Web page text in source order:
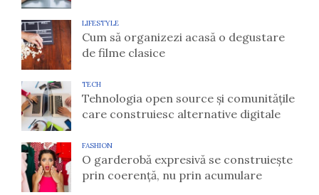
LIFESTYLE
Cum să organizezi acasă o degustare
de filme clasice
TECH
Tehnologia open source și comunitățile
care construiesc alternative digitale
FASHION
O garderobă expresivă se construiește
prin coerență, nu prin acumulare